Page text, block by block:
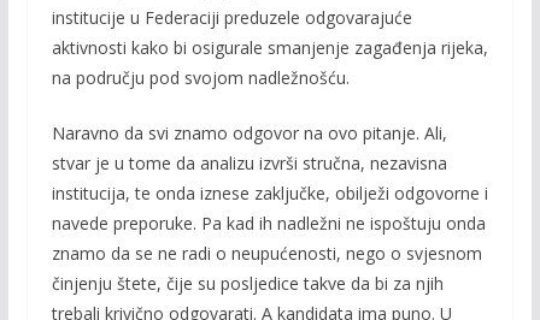
institucije u Federaciji preduzele odgovarajuće
aktivnosti kako bi osigurale smanjenje zagađenja rijeka,
na području pod svojom nadležnošću.
Naravno da svi znamo odgovor na ovo pitanje. Ali,
stvar je u tome da analizu izvrši stručna, nezavisna
institucija, te onda iznese zaključke, obilježi odgovorne i
navede preporuke. Pa kad ih nadležni ne ispoštuju onda
znamo da se ne radi o neupućenosti, nego o svjesnom
činjenju štete, čije su posljedice takve da bi za njih
trebali krivično odgovarati. A kandidata ima puno. U